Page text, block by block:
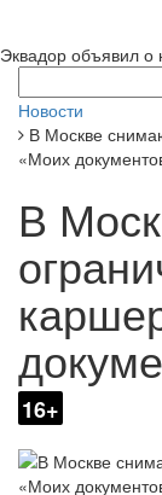
Эквадор объявил о
Новости
В Москве
«Моих
В
16+